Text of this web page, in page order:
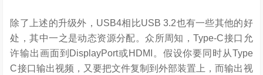
除了上述的升级外，USB4相比USB 3.2也有一些其他的好
处，其中一之是动态资源分配。众所周知，Type-C接口允
许输出画面到DisplayPort或HDMI。假设你要同时从Type
C接口输出视频，又要把文件复制到外部装置上，而输出视